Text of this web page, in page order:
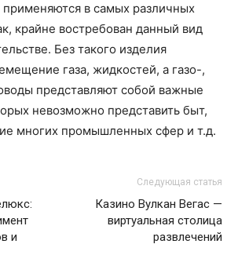
применяются в самых различных
крайне востребован данный вид
Без такого изделия
газа, жидкостей, а газо-,
представляют собой важные
невозможно представить быт,
многих промышленных сфер и т.д.
и
Следующая статья
Казино Вулкан Вегас —
виртуальная столица
развлечений